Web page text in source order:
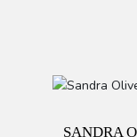
SANDRA